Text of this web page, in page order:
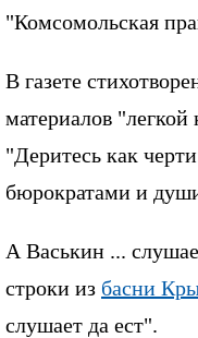
"Комсомольская
В газете
материалов "легкой
"Деритесь как
бюрократами и
А Васькин ...
строки из басни
слушает да ест".